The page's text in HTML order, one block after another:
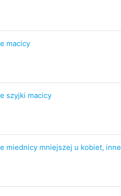
macicy
szyjki macicy
miednicy mniejszej u kobiet, inne